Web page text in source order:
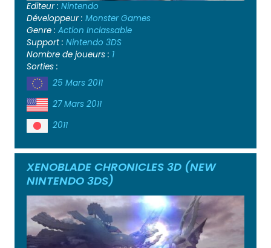
Editeur : Nintendo
Développeur : Monster Games
Genre : Action Inclassable
Support : Nintendo 3DS
Nombre de joueurs : 1
Sorties :
25 Mars 2011
27 Mars 2011
2011
XENOBLADE CHRONICLES 3D (NEW
NINTENDO 3DS)